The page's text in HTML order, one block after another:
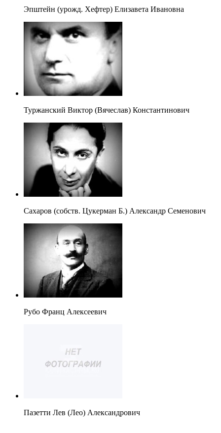
Эпштейн (урожд. Хефтер) Елизавета Ивановна
Туржанский Виктор (Вячеслав) Константинович
Сахаров (собств. Цукерман Б.) Александр Семенович
Рубо Франц Алексеевич
Пазетти Лев (Лео) Александрович